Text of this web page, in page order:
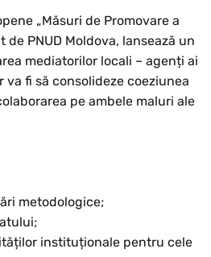
„Măsuri de Promovare a
de PNUD Moldova, lansează un
mediatorilor locali – agenți ai
va fi să consolideze coeziunea
pe ambele maluri ale
metodologice;
instituționale pentru cele